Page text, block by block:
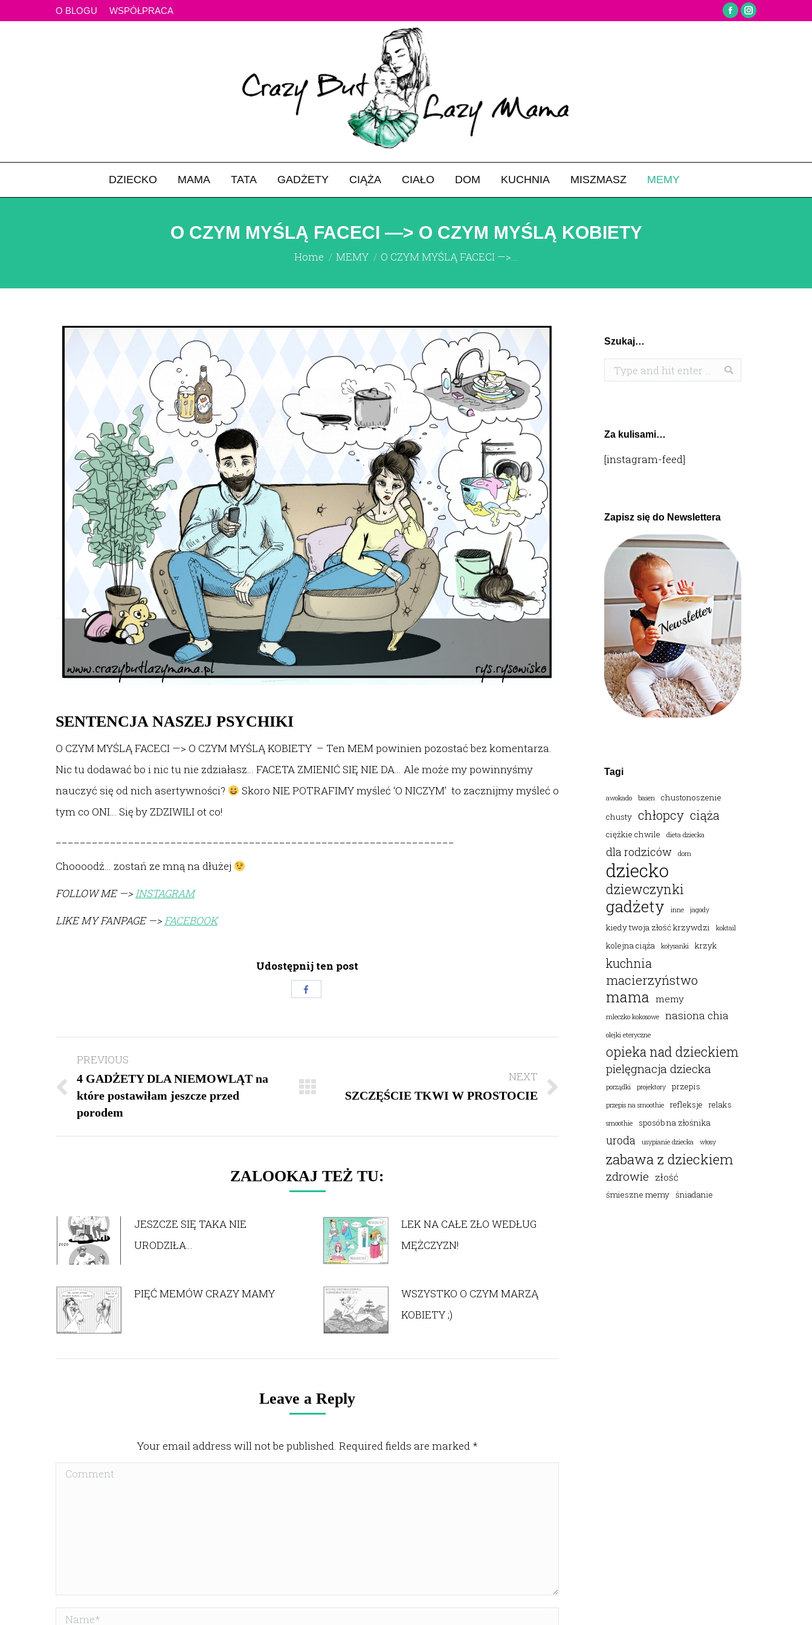
O BLOGU WSPÓŁPRACA
Facebook
Instagram
DZIECKO MAMA TATA GADŻETY CIĄŻA CIAŁO DOM KUCHNIA MISZMASZ MEMY
O CZYM MYŚLĄ FACECI —> O CZYM MYŚLĄ KOBIETY
You are here:
Home
MEMY O CZYM MYŚLĄ FACECI —>…
SENTENCJA NASZEJ PSYCHIKI
O CZYM MYŚLĄ FACECI —> O CZYM MYŚLĄ KOBIETY – Ten MEM powinien pozostać bez komentarza.
Nic tu dodawać bo i nic tu nie zdziałasz… FACETA ZMIENIĆ SIĘ NIE DA… Ale może my powinnyśmy
nauczyć się od nich asertywności?
Skoro NIE POTRAFIMY myśleć ‘O NICZYM’ to zacznijmy myśleć o
tym co ONI… Się by ZDZIWILI ot co!
Choooodź… zostań ze mną na dłużej
FOLLOW ME —>INSTAGRAM
LIKE MY FANPAGE —>FACEBOOK
Udostępnij ten post
Post
navigation
PREVIOUS
Previous
post:
4 GADŻETY DLA NIEMOWLĄT na
które postawiłam jeszcze przed
porodem
NEXT
Next
SZCZĘŚCIE TKWI W PROSTOCIE
ZALOOKAJ TEŻ TU:
JESZCZE SIĘ TAKA NIE
URODZIŁA…
LEK NA CAŁE ZŁO WEDŁUG
MĘŻCZYZN!
PIĘĆ MEMÓW CRAZY MAMY
WSZYSTKO O CZYM MARZĄ
KOBIETY ;)
Leave a Reply
Your email address will not be published. Required fields are marked *
Comment
Name *
Szukaj…
Search:
Za kulisami…
[instagram-feed]
Zapisz się do Newslettera
Tagi
awokado basen
chustonoszenie
chusty chłopcy ciąża
ciężkie chwile dieta dziecka
dla rodziców dom
dziecko
dziewczynki
gadżety inne jagody
kiedy twoja złość krzywdzi koktail
kolejna ciąża kołysanki krzyk
kuchnia
macierzyństwo
mama memy
mleczko kokosowe nasiona chia
olejki eteryczne
opieka nad dzieckiem
pielęgnacja dziecka
porządki projektory przepis
przepis na smoothie refleksje relaks
smoothie sposób na złośnika
uroda usypianie dziecka włosy
zabawa z dzieckiem
zdrowie złość
śmieszne memy śniadanie